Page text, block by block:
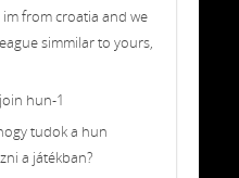
im from croatia and we
simmilar to yours,
hun-1
tudok a hun
a játékban?